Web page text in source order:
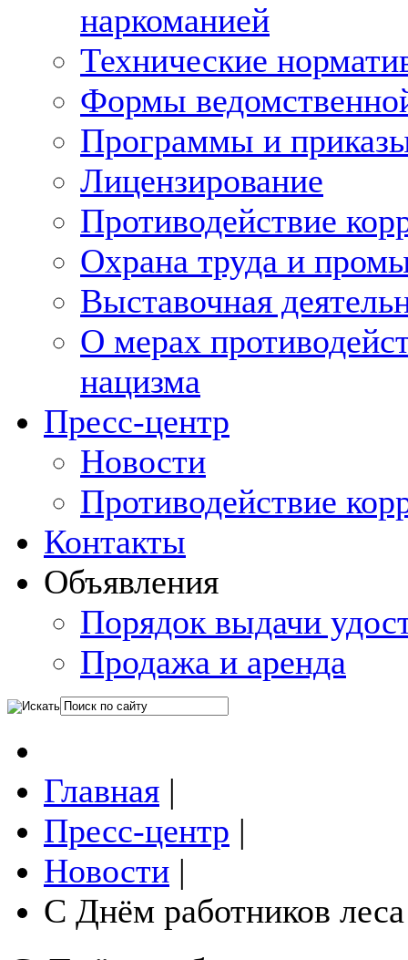
наркоманией
Технические
Формы
Программы и
Лицензирование
Противодействие
Охрана труда и
Выставочная
О мерах
нацизма
Пресс-центр
Новости
Противодействие
Контакты
Объявления
Порядок выдачи
Продажа и аренда
Главная |
Пресс-центр |
Новости |
С Днём работников